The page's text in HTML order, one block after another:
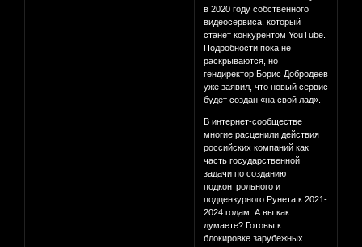
в 2020 году собственного
видеосервиса, который
станет конкурентом YouTube.
Подробности пока не
раскрываются, но
гендиректор Борис Добродеев
уже заявил, что новый сервис
будет создан «на свой лад».
В интернет-сообществе
многие расценили действия
российских компаний как
часть государственной
задачи по созданию
подконтрольного и
подцензурного Рунета к 2021-
2024 годам. А вы как
думаете? Готовы к
блокировке зарубежных